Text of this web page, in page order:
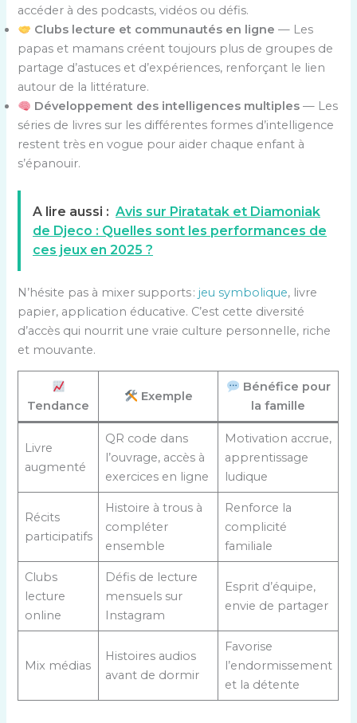
accéder à des podcasts, vidéos ou défis.
Clubs lecture et communautés en ligne — Les
papas et mamans créent toujours plus de groupes de
partage d’astuces et d’expériences, renforçant le lien
autour de la littérature.
Développement des intelligences multiples — Les
séries de livres sur les différentes formes d’intelligence
restent très en vogue pour aider chaque enfant à
s’épanouir.
A lire aussi : Avis sur Piratatak et Diamoniak
de Djeco : Quelles sont les performances de
ces jeux en 2025 ?
N’hésite pas à mixer supports : jeu symbolique, livre
papier, application éducative. C’est cette diversité
d’accès qui nourrit une vraie culture personnelle, riche
et mouvante.
Tendance
Exemple
Bénéfice pour
la famille
Livre
augmenté
QR code dans
l’ouvrage, accès à
exercices en ligne
Motivation accrue,
apprentissage
ludique
Récits
participatifs
Histoire à trous à
compléter
ensemble
Renforce la
complicité
familiale
Clubs
lecture
online
Défis de lecture
mensuels sur
Instagram
Esprit d’équipe,
envie de partager
Mix médias
Histoires audios
avant de dormir
Favorise
l’endormissement
et la détente